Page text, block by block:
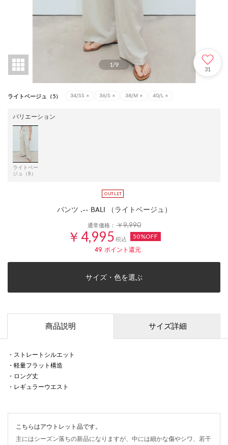
1/9
31
ライトベージュ（5） 34/SS × 36/S × 38/M × 40/L ×
バリエーション
ライトベー
ジュ（5）
パンツ .-- BALI （ライトベージュ）
通常価格：￥9,990
￥4,995 税込 50%OFF
49 ポイント還元
サイズ・色を選ぶ
商品説明 サイズ詳細
・ストレートシルエット
・軽量フラット構造
・ロング丈
・レギュラーウエスト
こちらはアウトレット品です。
主にはシーズン落ちの新品になりますが、中には細かな傷やシワ、若干